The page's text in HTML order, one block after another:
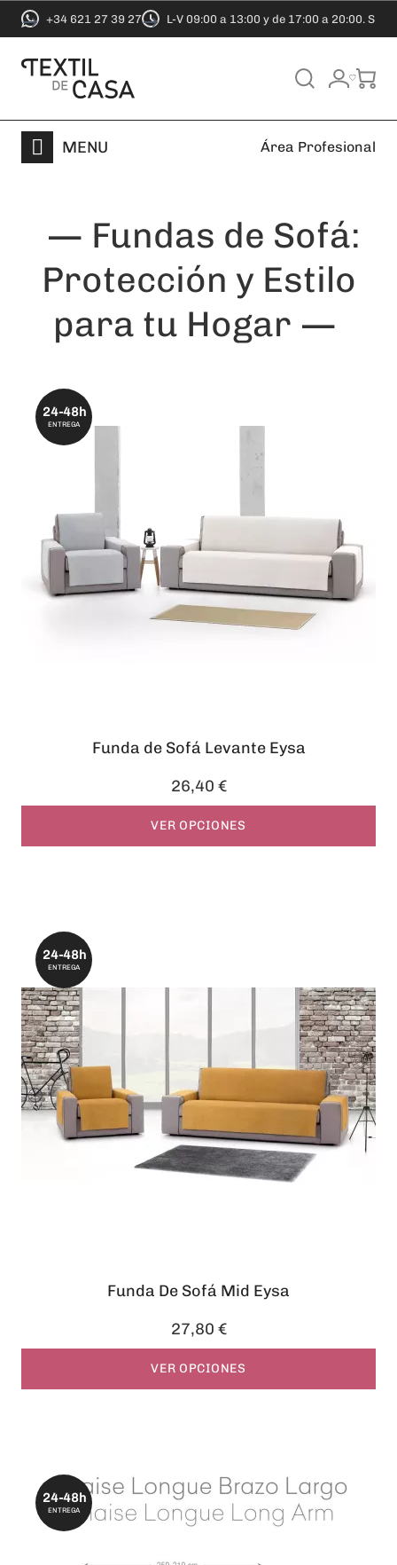
+34 621 27 39 27 L-V 09:00 a 13:00 y de 17:00 a 20:00. S
MENU Área Profesional
Fundas de Sofá:
Protección y Estilo
para tu Hogar
24-48h
ENTREGA
Funda de Sofá Levante Eysa
26,40 €
VER OPCIONES
24-48h
ENTREGA
Funda De Sofá Mid Eysa
27,80 €
VER OPCIONES
24-48h
ENTREGA